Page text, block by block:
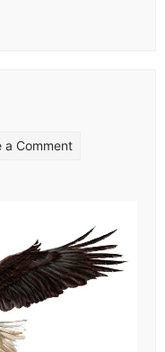
a Commenton
AGUILAS